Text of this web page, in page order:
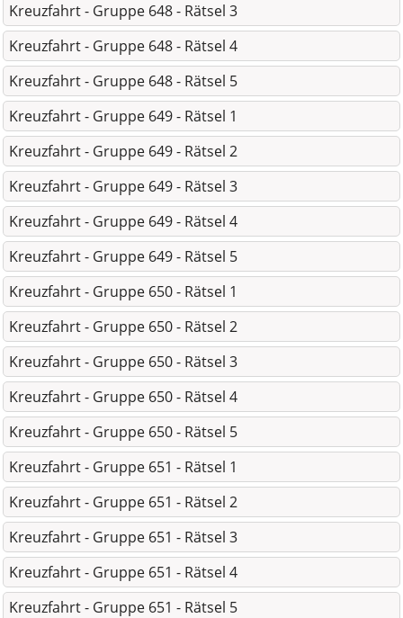
Kreuzfahrt - Gruppe 648 - Rätsel 3
Kreuzfahrt - Gruppe 648 - Rätsel 4
Kreuzfahrt - Gruppe 648 - Rätsel 5
Kreuzfahrt - Gruppe 649 - Rätsel 1
Kreuzfahrt - Gruppe 649 - Rätsel 2
Kreuzfahrt - Gruppe 649 - Rätsel 3
Kreuzfahrt - Gruppe 649 - Rätsel 4
Kreuzfahrt - Gruppe 649 - Rätsel 5
Kreuzfahrt - Gruppe 650 - Rätsel 1
Kreuzfahrt - Gruppe 650 - Rätsel 2
Kreuzfahrt - Gruppe 650 - Rätsel 3
Kreuzfahrt - Gruppe 650 - Rätsel 4
Kreuzfahrt - Gruppe 650 - Rätsel 5
Kreuzfahrt - Gruppe 651 - Rätsel 1
Kreuzfahrt - Gruppe 651 - Rätsel 2
Kreuzfahrt - Gruppe 651 - Rätsel 3
Kreuzfahrt - Gruppe 651 - Rätsel 4
Kreuzfahrt - Gruppe 651 - Rätsel 5